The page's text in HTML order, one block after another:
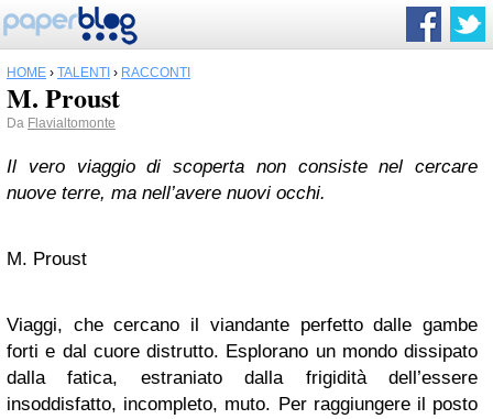
HOME › TALENTI › RACCONTI
M. Proust
Da Flavialtomonte
Il vero viaggio di scoperta non consiste nel cercare
nuove terre, ma nell’avere nuovi occhi.
M. Proust
Viaggi, che cercano il viandante perfetto dalle gambe
forti e dal cuore distrutto. Esplorano un mondo dissipato
dalla fatica, estraniato dalla frigidità dell’essere
insoddisfatto, incompleto, muto. Per raggiungere il posto